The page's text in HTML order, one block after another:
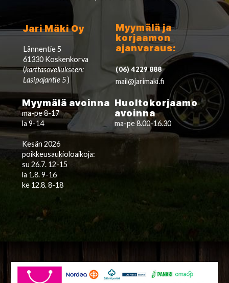
Jari Mäki Oy
Lännentie 5
61330 Koskenkorva
(karttasovellukseen:
Lasipajantie 5)
Myymälä ja
korjaamon
ajanvaraus:
(06) 4229 888
mail@jarimaki.fi
Myymälä avoinna
ma-pe 8-17
la 9-14
Kesän 2026
poikkeusaukioloaikoja:
su 26.7. 12-15
la 1.8. 9-16
ke 12.8. 8-18
Huoltokorjaamo
avoinna
ma-pe 8.00-16.30